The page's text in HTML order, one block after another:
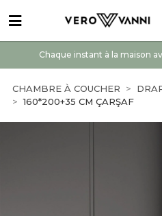
Chaque instant à la maison
CHAMBRE À COUCHER
160*200+35 CM ÇARŞAF